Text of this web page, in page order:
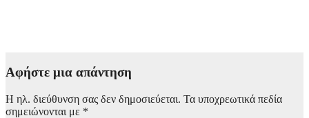
Αφήστε μια απάντηση
Η ηλ. διεύθυνση σας δεν δημοσιεύεται. Τα υποχρεωτικά πεδία
σημειώνονται με *